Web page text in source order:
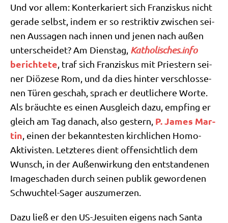
Und vor allem: Kon­ter­ka­riert sich Fran­zis­kus nicht
gera­de selbst, indem er so restrik­tiv zwi­schen sei­
nen Aus­sa­gen nach innen und jenen nach außen
unter­schei­det? Am Diens­tag, Katho​li​sches​.info
berich­te­te , traf sich Fran­zis­kus mit Prie­stern sei­
ner Diö­ze­se Rom, und da dies hin­ter ver­schlos­se­
nen Türen geschah, sprach er deut­li­che­re Wor­te.
Als bräuch­te es einen Aus­gleich dazu, emp­fing er
gleich am Tag danach, also gestern, P. James Mar­
tin , einen der bekann­te­sten kirch­li­chen Homo-
Akti­vi­sten. Letz­te­res dient offen­sicht­lich dem
Wunsch, in der Außen­wir­kung den ent­stan­de­nen
Image­scha­den durch sei­nen publik gewor­de­nen
Schwuch­tel-Sager auszumerzen.
Dazu ließ er den US-Jesui­ten eigens nach San­ta